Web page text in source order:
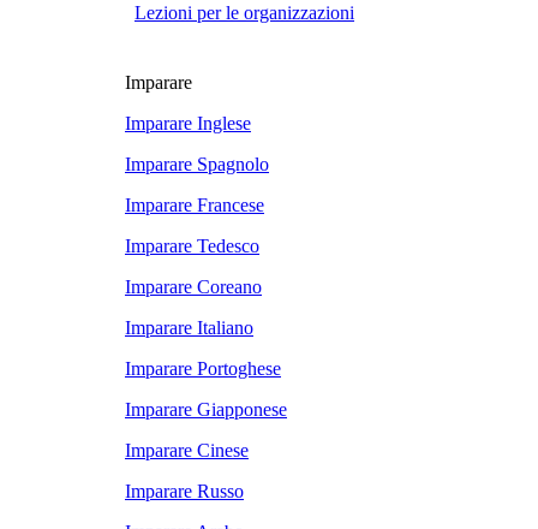
Lezioni per le organizzazioni
Imparare
Imparare Inglese
Imparare Spagnolo
Imparare Francese
Imparare Tedesco
Imparare Coreano
Imparare Italiano
Imparare Portoghese
Imparare Giapponese
Imparare Cinese
Imparare Russo